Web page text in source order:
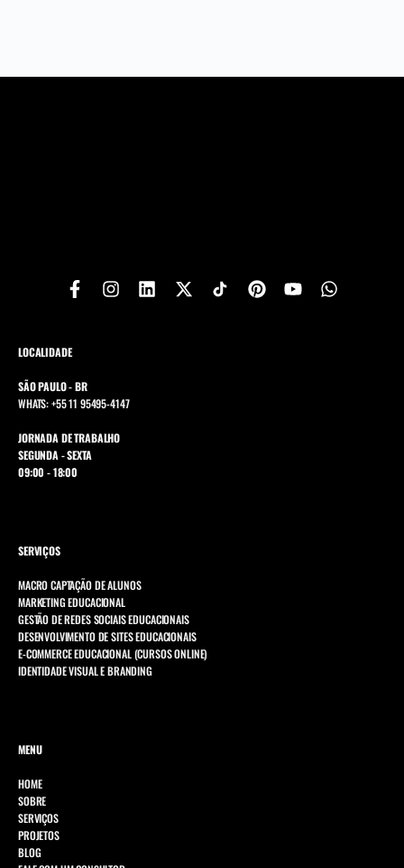
LOCALIDADE
SÃO PAULO - BR
WHATS: +55 11 95495-4147
JORNADA DE TRABALHO
SEGUNDA - SEXTA
09:00 - 18:00
SERVIÇOS
MACRO CAPTAÇÃO DE ALUNOS
MARKETING EDUCACIONAL
GESTÃO DE REDES SOCIAIS EDUCACIONAIS
DESENVOLVIMENTO DE SITES EDUCACIONAIS
E-COMMERCE EDUCACIONAL (CURSOS ONLINE)
IDENTIDADE VISUAL E BRANDING
MENU
HOME
SOBRE
SERVIÇOS
PROJETOS
BLOG